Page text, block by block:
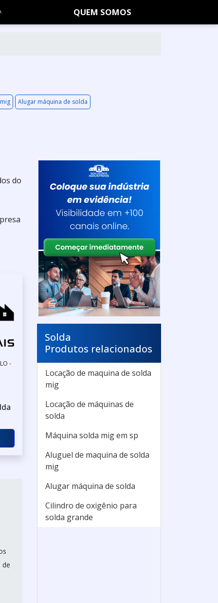
QUEM SOMOS
Alugar máquina de solda
do
-
de
Solda
Produtos relacionados
Locação de maquina de solda
mig
Locação de máquinas de
solda
Máquina solda mig em sp
Aluguel de maquina de solda
mig
Alugar máquina de solda
Cilindro de oxigênio para
solda grande